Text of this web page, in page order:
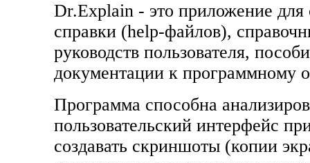
Dr.Explain - это приложение для
справки (help-файлов),
руководств пользователя,
документации к программному
Программа способна
пользовательский интерфейс
создавать скриншоты (копии